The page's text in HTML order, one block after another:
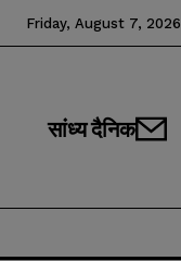
Friday, August 7, 2026
सांध्य दैनिक